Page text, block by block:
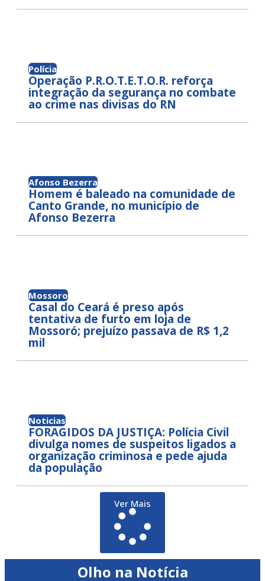
Polícia
Operação P.R.O.T.E.T.O.R. reforça
integração da segurança no combate
ao crime nas divisas do RN
Afonso Bezerra
Homem é baleado na comunidade de
Canto Grande, no município de
Afonso Bezerra
Mossoro
Casal do Ceará é preso após
tentativa de furto em loja de
Mossoró; prejuízo passava de R$ 1,2
mil
Noticias
FORAGIDOS DA JUSTIÇA: Polícia Civil
divulga nomes de suspeitos ligados a
organização criminosa e pede ajuda
da população
Ver Mais
Olho na Notícia